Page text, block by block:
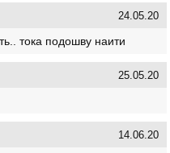
24.05.20
тока подошву наити
25.05.20
14.06.20